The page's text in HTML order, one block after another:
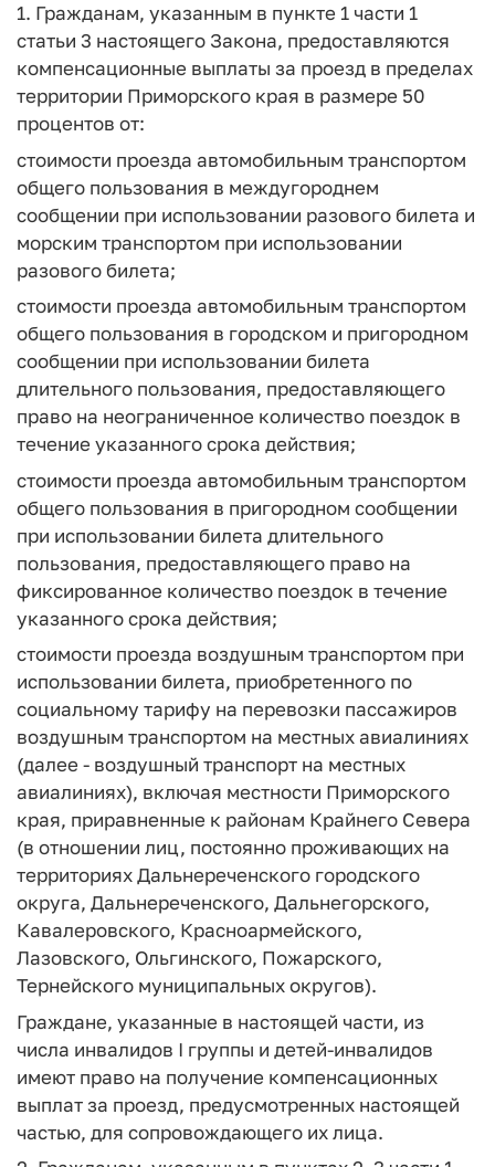
1. Гражданам, указанным в пункте 1 части 1
статьи 3 настоящего Закона, предоставляются
компенсационные выплаты за проезд в пределах
территории Приморского края в размере 50
процентов от:
стоимости проезда автомобильным транспортом
общего пользования в междугороднем
сообщении при использовании разового билета и
морским транспортом при использовании
разового билета;
стоимости проезда автомобильным транспортом
общего пользования в городском и пригородном
сообщении при использовании билета
длительного пользования, предоставляющего
право на неограниченное количество поездок в
течение указанного срока действия;
стоимости проезда автомобильным транспортом
общего пользования в пригородном сообщении
при использовании билета длительного
пользования, предоставляющего право на
фиксированное количество поездок в течение
указанного срока действия;
стоимости проезда воздушным транспортом при
использовании билета, приобретенного по
социальному тарифу на перевозки пассажиров
воздушным транспортом на местных авиалиниях
(далее - воздушный транспорт на местных
авиалиниях), включая местности Приморского
края, приравненные к районам Крайнего Севера
(в отношении лиц, постоянно проживающих на
территориях Дальнереченского городского
округа, Дальнереченского, Дальнегорского,
Кавалеровского, Красноармейского,
Лазовского, Ольгинского, Пожарского,
Тернейского муниципальных округов).
Граждане, указанные в настоящей части, из
числа инвалидов I группы и детей-инвалидов
имеют право на получение компенсационных
выплат за проезд, предусмотренных настоящей
частью, для сопровождающего их лица.